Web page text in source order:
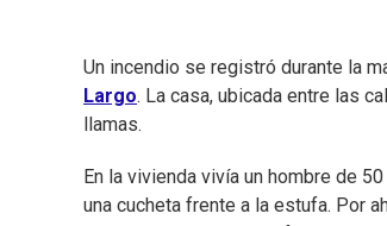
Un incendio se registró durante la
Largo. La casa, ubicada entre las
llamas.
En la vivienda vivía un hombre de
una cucheta frente a la estufa. Por